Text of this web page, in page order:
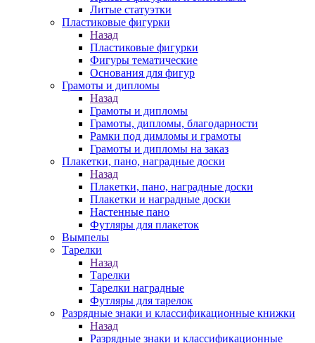
Литые статуэтки
Пластиковые фигурки
Назад
Пластиковые фигурки
Фигуры тематические
Основания для фигур
Грамоты и дипломы
Назад
Грамоты и дипломы
Грамоты, дипломы, благодарности
Рамки под димломы и грамоты
Грамоты и дипломы на заказ
Плакетки, пано, наградные доски
Назад
Плакетки, пано, наградные доски
Плакетки и наградные доски
Настенные пано
Футляры для плакеток
Вымпелы
Тарелки
Назад
Тарелки
Тарелки наградные
Футляры для тарелок
Разрядные знаки и классификационные книжки
Назад
Разрядные знаки и классификационные